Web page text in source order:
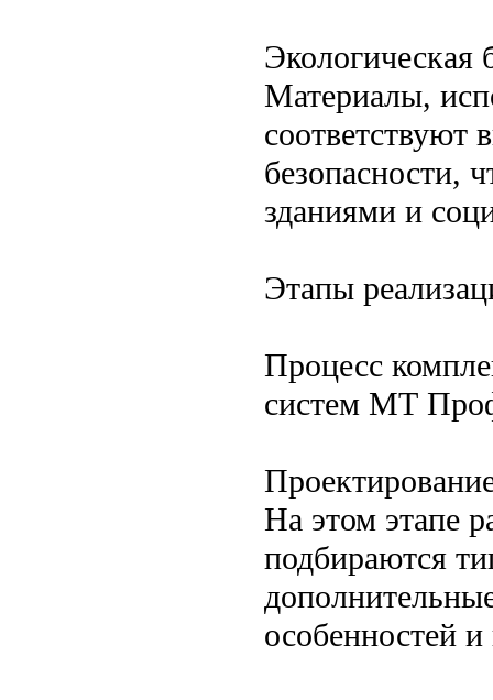
Экологическая
Материалы,
соответствуют
безопасности,
зданиями и
Этапы
Процесс
систем МТ
На этом этапе
подбираются
особенностей